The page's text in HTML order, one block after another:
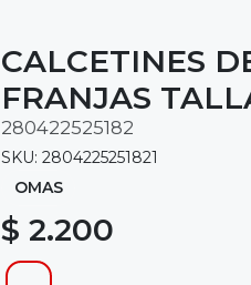
CALCETINES
FRANJAS
280422525182
SKU: 2804225251821
OMAS
$ 2.200